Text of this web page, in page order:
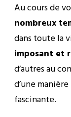
Au cours de
nombreux
dans toute la
imposant et
d’autres au
d’une
fascinante.